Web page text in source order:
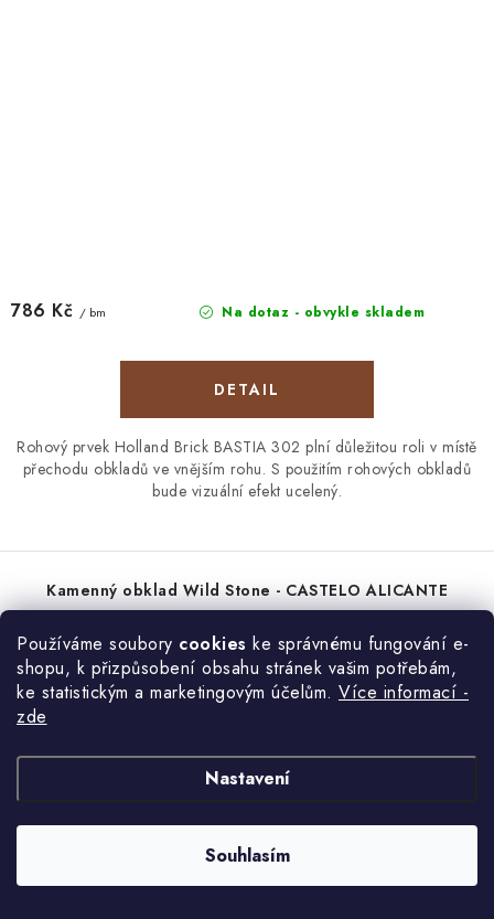
Používáme soubory cookies ke správnému fungování e-
shopu, k přizpůsobení obsahu stránek vašim potřebám,
ke statistickým a marketingovým účelům. Více informací -
zde
Nastavení
Souhlasím
Na dotaz - obvykle skladem
786 Kč / bm
Rohový prvek Holland Brick BASTIA 302 plní důležitou roli v místě
přechodu obkladů ve vnějším rohu. S použitím rohových obkladů
bude vizuální efekt ucelený.
Kamenný obklad Wild Stone - CASTELO ALICANTE